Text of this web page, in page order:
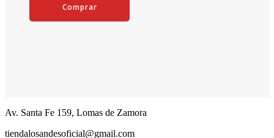
Comprar
Av. Santa Fe 159, Lomas de Zamora
tiendalosandesoficial@gmail.com